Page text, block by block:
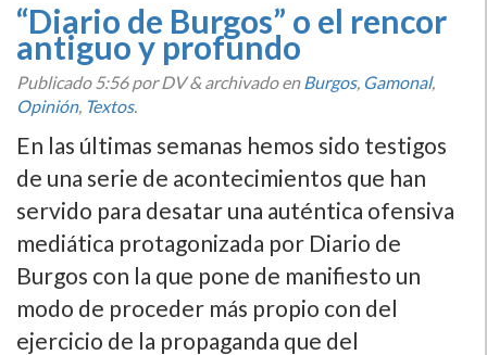
“Diario de Burgos” o el rencor
antiguo y profundo
Publicado5:56por DV&archivado enBurgos, Gamonal,
Opinión, Textos.
En las últimas semanas hemos sido testigos
de una serie de acontecimientos que han
servido para desatar una auténtica ofensiva
mediática protagonizada por Diario de
Burgos con la que pone de manifiesto un
modo de proceder más propio con del
ejercicio de la propaganda que del